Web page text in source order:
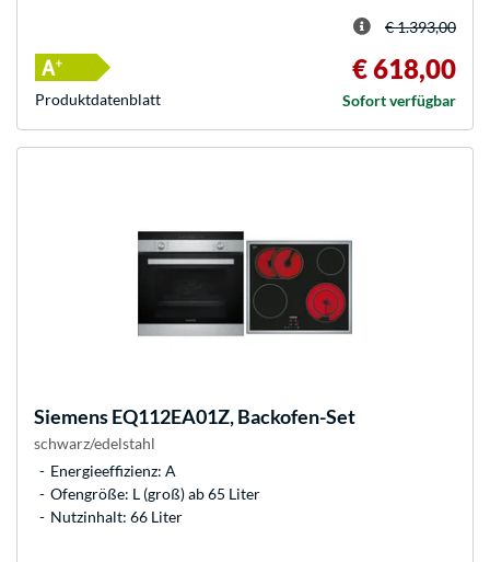
€ 1.393,00
€ 618,00
Sofort verfügbar
Produkt­datenblatt
SiemensEQ112EA01Z, Backofen-Set
schwarz/edelstahl
Energieeffizienz: A
Ofengröße: L (groß) ab 65 Liter
Nutzinhalt: 66 Liter